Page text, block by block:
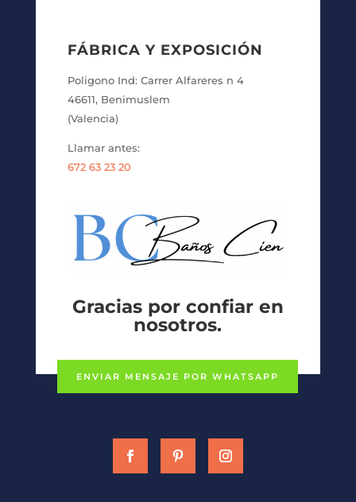
FÁBRICA Y EXPOSICIÓN
Poligono Ind: Carrer Alfareres n 4
46611, Benimuslem
(Valencia)
Llamar antes:
672 63 23 20
Gracias por confiar en
nosotros.
ENVIAR MENSAJE POR WHATSAPP